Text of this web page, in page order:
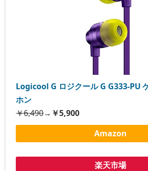
Logicool G ロジクール G G333-PU
ホン
￥6,490→ ￥5,900
Amazon
楽天市場